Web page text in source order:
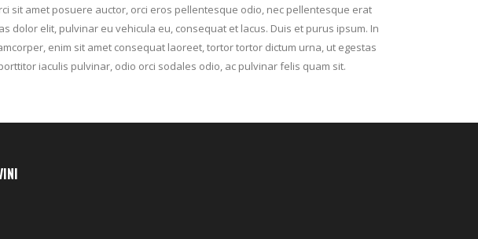
sit amet posuere auctor, orci eros pellentesque odio, nec pellentesque erat
elit, pulvinar eu vehicula eu, consequat et lacus. Duis et purus ipsum. In
enim sit amet consequat laoreet, tortor tortor dictum urna, ut egestas
iaculis pulvinar, odio orci sodales odio, ac pulvinar felis quam sit.